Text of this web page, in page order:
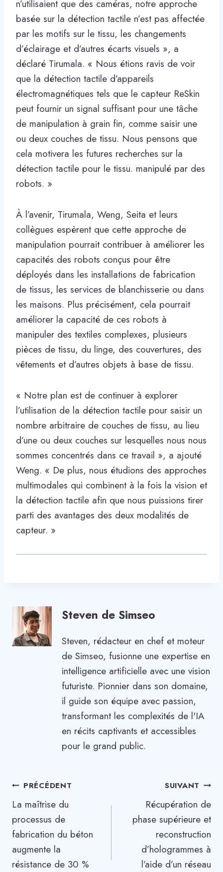
n’utilisaient que des caméras, notre approche
basée sur la détection tactile n’est pas affectée
par les motifs sur le tissu, les changements
d’éclairage et d’autres écarts visuels », a
déclaré Tirumala. « Nous étions ravis de voir
que la détection tactile d’appareils
électromagnétiques tels que le capteur ReSkin
peut fournir un signal suffisant pour une tâche
de manipulation à grain fin, comme saisir une
ou deux couches de tissu. Nous pensons que
cela motivera les futures recherches sur la
détection tactile pour le tissu. manipulé par des
robots. »
À l’avenir, Tirumala, Weng, Seita et leurs
collègues espèrent que cette approche de
manipulation pourrait contribuer à améliorer les
capacités des robots conçus pour être
déployés dans les installations de fabrication
de tissus, les services de blanchisserie ou dans
les maisons. Plus précisément, cela pourrait
améliorer la capacité de ces robots à
manipuler des textiles complexes, plusieurs
pièces de tissu, du linge, des couvertures, des
vêtements et d’autres objets à base de tissu.
« Notre plan est de continuer à explorer
l’utilisation de la détection tactile pour saisir un
nombre arbitraire de couches de tissu, au lieu
d’une ou deux couches sur lesquelles nous nous
sommes concentrés dans ce travail », a ajouté
Weng. « De plus, nous étudions des approches
multimodales qui combinent à la fois la vision et
la détection tactile afin que nous puissions tirer
parti des avantages des deux modalités de
capteur. »
Steven de Simseo
Steven, rédacteur en chef et moteur
de Simseo, fusionne une expertise en
intelligence artificielle avec une vision
futuriste. Pionnier dans son domaine,
il guide son équipe avec passion,
transformant les complexités de l'IA
en récits captivants et accessibles
pour le grand public.
Navigation
de
l’article
PRÉCÉDENT
La maîtrise du
processus de
fabrication du béton
augmente la
résistance de 30 %
SUIVANT
Récupération de
phase supérieure et
reconstruction
d’hologrammes à
l’aide d’un réseau